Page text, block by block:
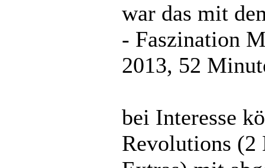
war das mit
- Faszination
2013, 52
bei Interesse
Revolutions